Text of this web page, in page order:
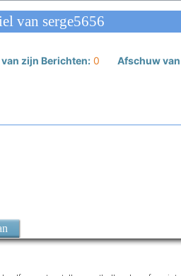
van serge5656
zijn Berichten:0 Afschuw